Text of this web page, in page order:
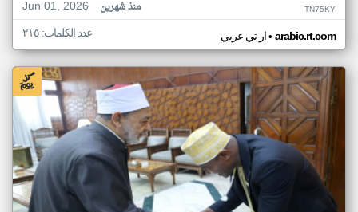
Jun 01, 2026
منذ شهرين TN75KY
ار تي عربي• arabic.rt.com عدد الكلمات: ٢١٥